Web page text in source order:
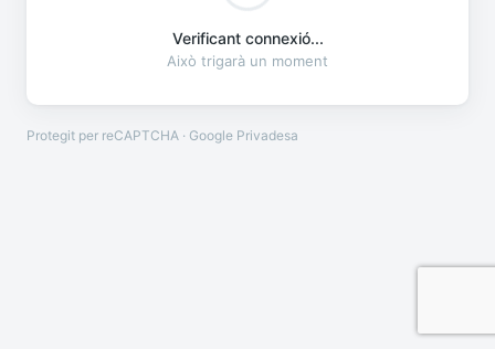
Verificant connexió...
Això trigarà un moment
Protegit per reCAPTCHA · Google Privadesa